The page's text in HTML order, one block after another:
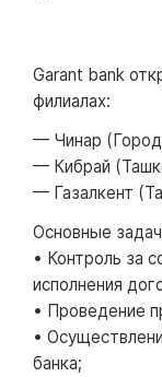
Garant bank
филиалах:
— Чинар
— Кибрай
— Газалкент
Основные
• Контроль за
исполнения
• Проведение
•
банка;